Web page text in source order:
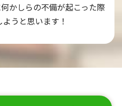
かしらの不備が起こった際
うと思います！